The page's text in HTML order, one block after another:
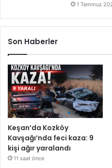
1 Temmuz
Son Haberler
Keşan’da Kozköy
Kavşağı’nda feci kaza: 9
kişi ağır yaralandı
11 saat önce